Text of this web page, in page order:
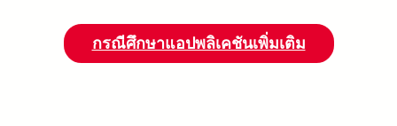
กรณีศึกษาแอปพลิเคชันเพิ่มเติม